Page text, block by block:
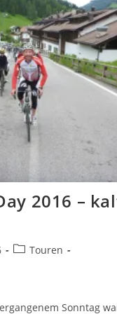
2016 –
Beitrags-
Touren
Sonntag